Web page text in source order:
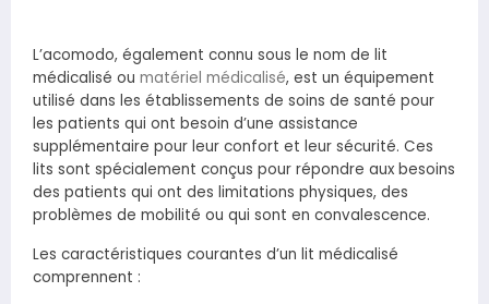
L’acomodo, également connu sous le nom de lit
médicalisé ou matériel médicalisé, est un équipement
utilisé dans les établissements de soins de santé pour
les patients qui ont besoin d’une assistance
supplémentaire pour leur confort et leur sécurité. Ces
lits sont spécialement conçus pour répondre aux besoins
des patients qui ont des limitations physiques, des
problèmes de mobilité ou qui sont en convalescence.
Les caractéristiques courantes d’un lit médicalisé
comprennent :